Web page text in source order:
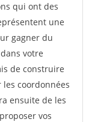
qui ont des
une
gagner du
votre
de construire
coordonnées
ensuite de les
vos